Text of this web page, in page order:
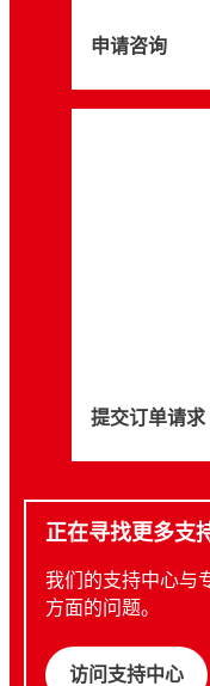
电器，以及
申请咨询
提交订单请求
正在寻找更多支
我们的支持中心与
方面的问题。
访问支持中心